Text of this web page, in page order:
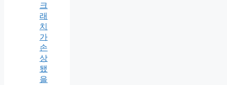
크
래
치
가
손
상
됐
을